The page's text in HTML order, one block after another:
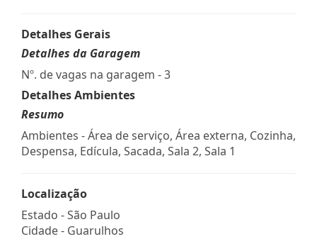
Detalhes Gerais
Detalhes da Garagem
Nº. de vagas na garagem - 3
Detalhes Ambientes
Resumo
Ambientes - Área de serviço, Área externa, Cozinha,
Despensa, Edícula, Sacada, Sala 2, Sala 1
Localização
Estado -São Paulo
Cidade - Guarulhos